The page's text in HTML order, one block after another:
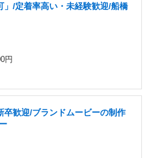
」/定着率高い・未経験歓迎/船橋
円
卒歓迎/ブランドムービーの制作